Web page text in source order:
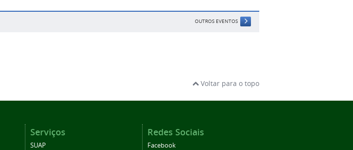
OUTROS EVENTOS
Voltar para o topo
Serviços
SUAP
Redes Sociais
Facebook